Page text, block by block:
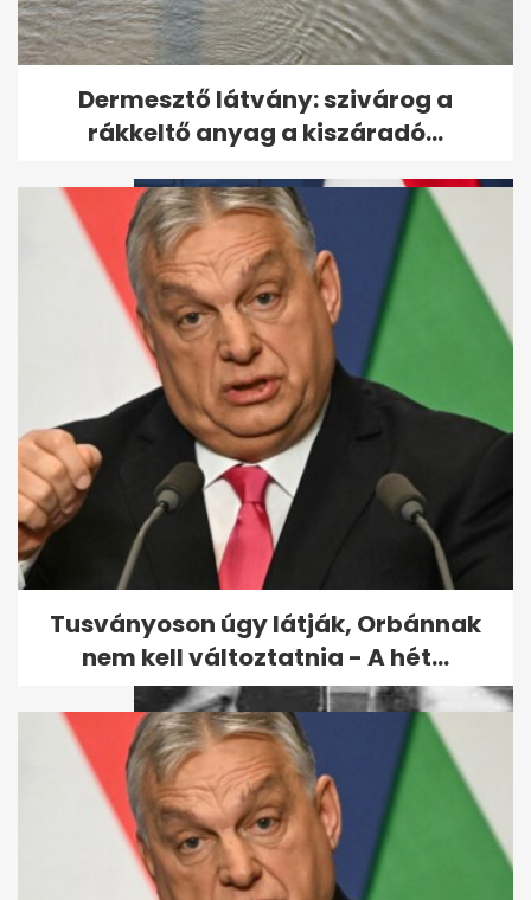
Müller Péter: felesége halála
után új életet kezdett, és...
Magyar Péter: Kilenc centire
vagyunk a Duna vasárnapi...
Dermesztő látvány: szivárog a
rákkeltő anyag a kiszáradó...
Tusványoson úgy látják, Orbánnak
nem kell változtatnia - A hét...